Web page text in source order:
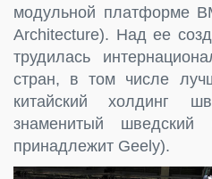
модульной платформе
Architecture). Над ее
трудилась
стран, в том числе
китайский холдинг
знаменитый
принадлежит Geely).